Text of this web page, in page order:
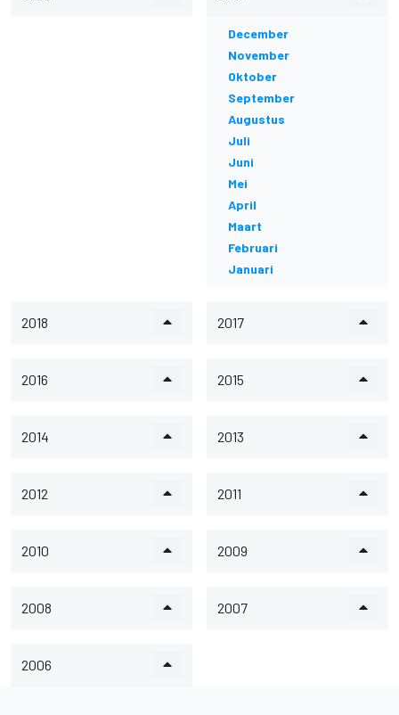
December
November
Oktober
September
Augustus
Juli
Juni
Mei
April
Maart
Februari
Januari
2018 2017
2016 2015
2014 2013
2012 2011
2010 2009
2008 2007
2006